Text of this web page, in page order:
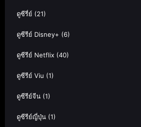
ดูซีรี่ย์ (21)
ดูซีรีย์ Disney+ (6)
ดูซีรีย์ Netflix (40)
ดูซีรีย์ Viu (1)
ดูซีรีย์จีน (1)
ดูซีรีย์ญี่ปุ่น (1)